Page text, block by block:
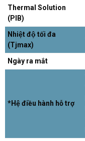
Thermal Solution
(PIB)
Nhiệt độ tối đa
(Tjmax)
Ngày ra mắt
*Hệ điều hành hỗ trợ